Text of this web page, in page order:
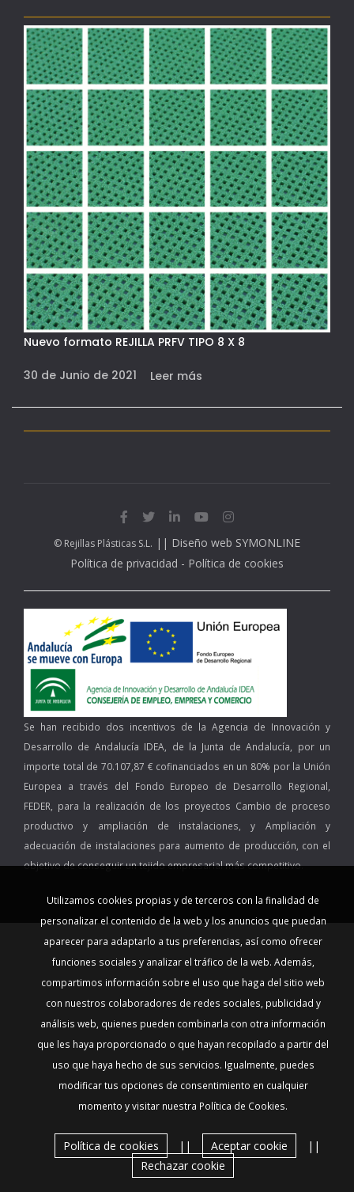
Nuevo formato REJILLA PRFV TIPO 8 X 8
30 de Junio de 2021 Leer más
© Rejillas Plásticas S.L. || Diseño web SYMONLINE
Política de privacidad - Política de cookies
Se han recibido dos incentivos de la Agencia de Innovación y
Desarrollo de Andalucía IDEA, de la Junta de Andalucía, por un
importe total de 70.107,87 € cofinanciados en un 80% por la Unión
Europea a través del Fondo Europeo de Desarrollo Regional,
FEDER, para la realización de los proyectos Cambio de proceso
productivo y ampliación de instalaciones, y Ampliación y
adecuación de instalaciones para aumento de producción, con el
objetivo de conseguir un tejido empresarial más competitivo.
Utilizamos cookies propias y de terceros con la finalidad de
personalizar el contenido de la web y los anuncios que puedan
aparecer para adaptarlo a tus preferencias, así como ofrecer
funciones sociales y analizar el tráfico de la web. Además,
compartimos información sobre el uso que haga del sitio web
con nuestros colaboradores de redes sociales, publicidad y
análisis web, quienes pueden combinarla con otra información
que les haya proporcionado o que hayan recopilado a partir del
uso que haya hecho de sus servicios. Igualmente, puedes
modificar tus opciones de consentimiento en cualquier
momento y visitar nuestra Política de Cookies.
Política de cookies || Aceptar cookie
||
Rechazar cookie